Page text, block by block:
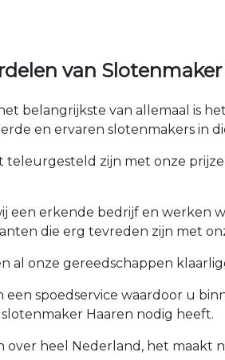
van
belangrijkste van allemaal is
en ervaren slotenmakers in
teleurgesteld zijn met onze
een erkende bedrijf en werken
die erg tevreden zijn met
al onze gereedschappen
een spoedservice waardoor u
Haaren nodig heeft.
over heel Nederland, het maakt